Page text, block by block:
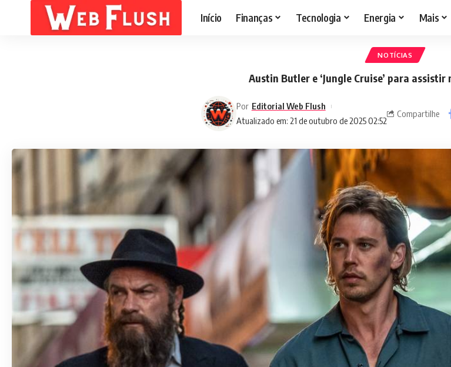
Início Finanças Tecnologia Energia Mais
NOTÍCIAS
Austin Butler e ‘Jungle Cruise’ para
Atualizado em: 21 de outubro de 2025 02:52
Por Editorial Web Flush
Compartilhe